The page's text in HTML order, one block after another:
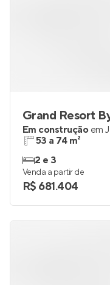
Grand Resort
Em construção em
53 a 74 m²
2 e 3
Venda a partir de
R$ 681.404